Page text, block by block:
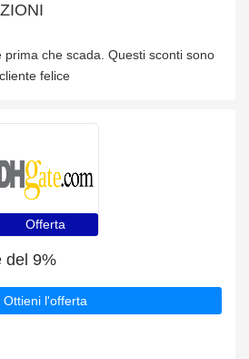
che scada. Questi sconti sono
felice
Offerta
del 9%
Ottieni l'offerta